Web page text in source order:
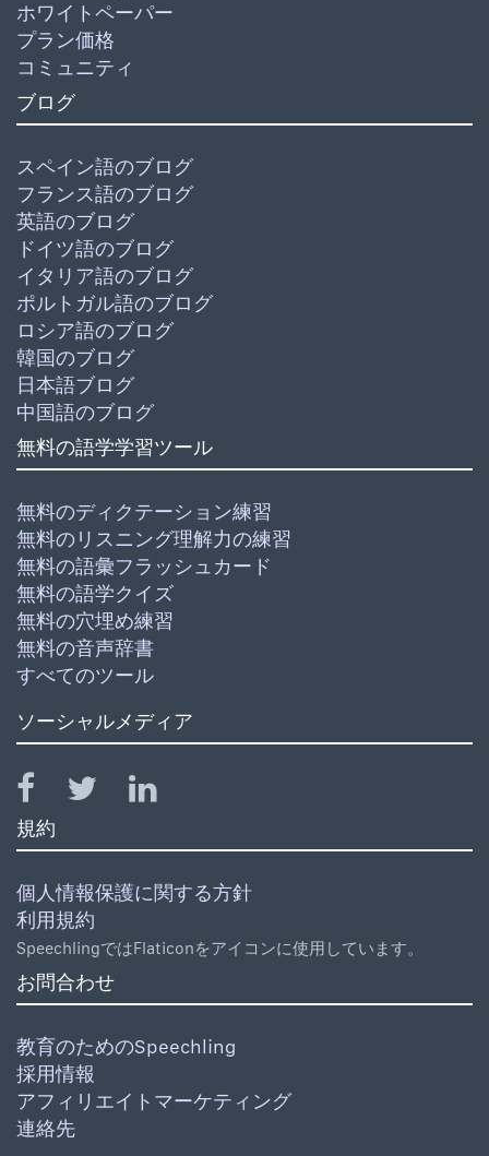
ホワイトペーパー
プラン価格
コミュニティ
ブログ
スペイン語のブログ
フランス語のブログ
英語のブログ
ドイツ語のブログ
イタリア語のブログ
ポルトガル語のブログ
ロシア語のブログ
韓国のブログ
日本語ブログ
中国語のブログ
無料の語学学習ツール
無料のディクテーション練習
無料のリスニング理解力の練習
無料の語彙フラッシュカード
無料の語学クイズ
無料の穴埋め練習
無料の音声辞書
すべてのツール
ソーシャルメディア
規約
個人情報保護に関する方針
利用規約
SpeechlingではFlaticonをアイコンに使用しています。
お問合わせ
教育のためのSpeechling
採用情報
アフィリエイトマーケティング
連絡先